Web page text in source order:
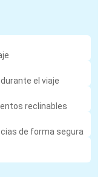
el viaje
reclinables
de forma segura